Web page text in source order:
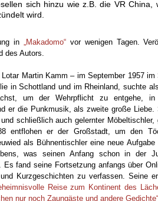
sich hinzu wie z.B. die VR
wird.
in „Makadomo“vor wenigen Tagen.
des Autors.
Lotar Martin Kamm – im September 1957
in Schottland und im Rheinland, suchte
um der Wehrpflicht zu entgehe,
er die Punkmusik, als zweite große
schließlich auch gelernter
entflohen er der Großstadt, um den
als Bühnentischler eine neue
was seinen Anfang schonin der
Es fand seine Fortsetzung anfangs über
Kurzgeschichten zu verfassen. Seine
Reise zum Kontinent des
nur noch Zaungäste und andere Gedichte“